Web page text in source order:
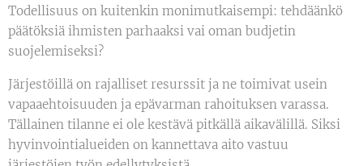
Todellisuus on kuitenkin monimutkaisempi: tehdäänkö
päätöksiä ihmisten parhaaksi vai oman budjetin
suojelemiseksi?
Järjestöillä on rajalliset resurssit ja ne toimivat usein
vapaaehtoisuuden ja epävarman rahoituksen varassa.
Tällainen tilanne ei ole kestävä pitkällä aikavälillä. Siksi
hyvinvointialueiden on kannettava aito vastuu